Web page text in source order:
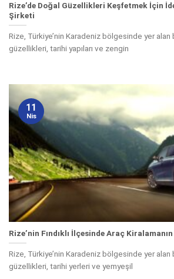
Rize’de Doğal Güzellikleri Keşfetmek İçin
Şirketi
Rize, Türkiye’nin Karadeniz bölgesinde yer
güzellikleri, tarihi yapıları ve zengin
Rize’nin Fındıklı İlçesinde Araç
Rize, Türkiye’nin Karadeniz bölgesinde yer
güzellikleri, tarihi yerleri ve yemyeşil
11
Nis